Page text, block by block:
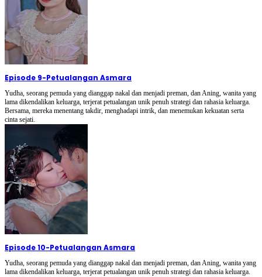
Episode 9-Petualangan Asmara
Yudha, seorang pemuda yang dianggap nakal dan menjadi preman, dan Aning, wanita yang
lama dikendalikan keluarga, terjerat petualangan unik penuh strategi dan rahasia keluarga.
Bersama, mereka menentang takdir, menghadapi intrik, dan menemukan kekuatan serta
cinta sejati.
Episode 10-Petualangan Asmara
Yudha, seorang pemuda yang dianggap nakal dan menjadi preman, dan Aning, wanita yang
lama dikendalikan keluarga, terjerat petualangan unik penuh strategi dan rahasia keluarga.